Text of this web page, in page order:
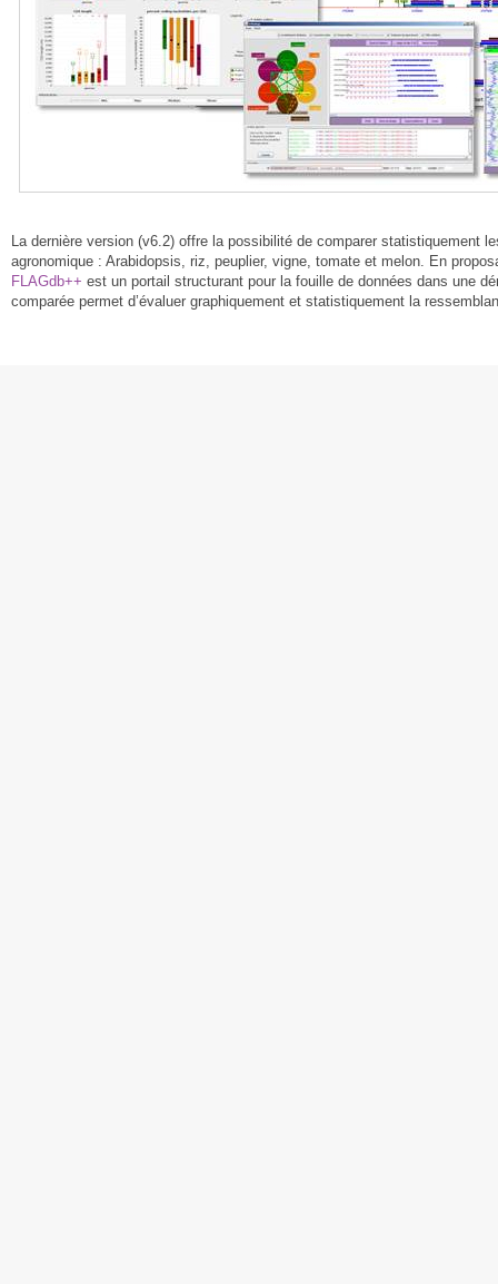
La dernière version (v6.2) offre la possibilité de comparer
agronomique : Arabidopsis, riz, peuplier, vigne, tomate et melon. En
FLAGdb++ est un portail structurant pour la fouille de données dans une
comparée permet d’évaluer graphiquement et statistiquement la